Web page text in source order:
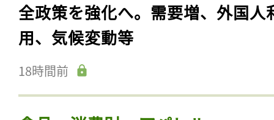
全政策を強化へ。需要増、外国人
用、気候変動等
18時間前